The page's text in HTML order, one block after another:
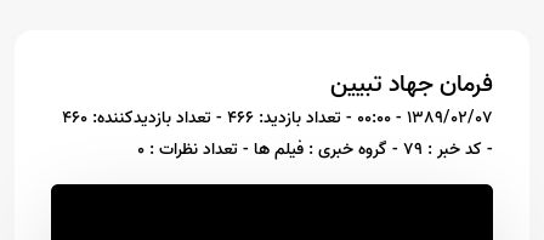
فرمان جهاد تبیین
1389/02/07 - 00:00 - تعداد بازدید: 466
- تعداد بازدیدکننده: 460
- کد خبر : 79
- گروه خبری : فیلم ها - تعداد نظرات : 0